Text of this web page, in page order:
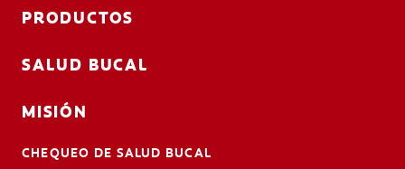
PRODUCTOS
SALUD BUCAL
MISIÓN
CHEQUEO DE SALUD BUCAL